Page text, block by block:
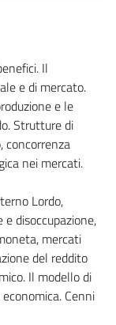
Il
e di mercato.
e le
Strutture di
concorrenza
nei mercati.
Lordo,
disoccupazione,
mercati
del reddito
Il modello di
Cenni